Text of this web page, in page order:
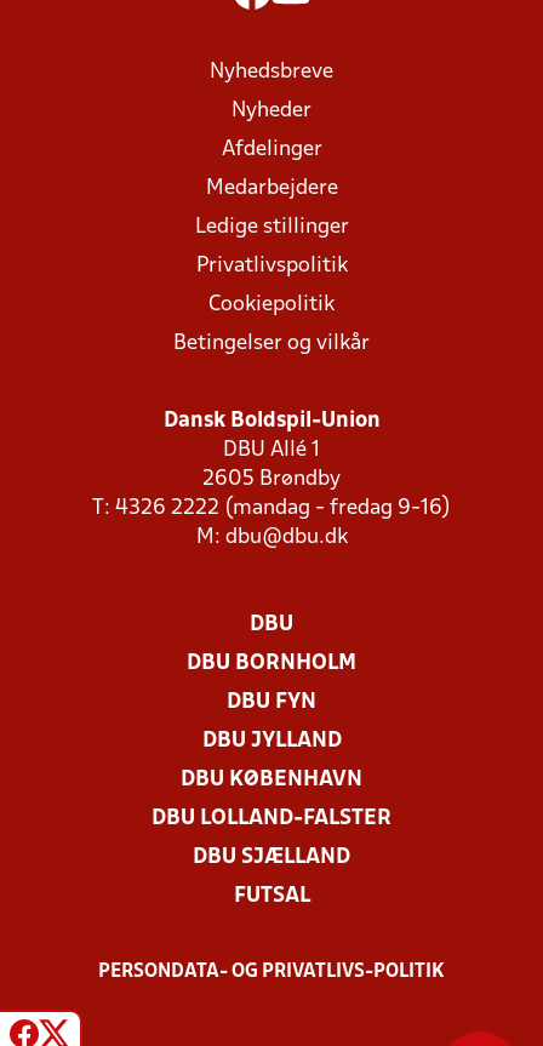
Nyhedsbreve
Nyheder
Afdelinger
Medarbejdere
Ledige stillinger
Privatlivspolitik
Cookiepolitik
Betingelser og vilkår
Dansk Boldspil-Union
DBU Allé 1
2605 Brøndby
T: 4326 2222 (mandag - fredag 9-16)
M: dbu@dbu.dk
DBU
DBU BORNHOLM
DBU FYN
DBU JYLLAND
DBU KØBENHAVN
DBU LOLLAND-FALSTER
DBU SJÆLLAND
FUTSAL
PERSONDATA- OG PRIVATLIVS-POLITIK